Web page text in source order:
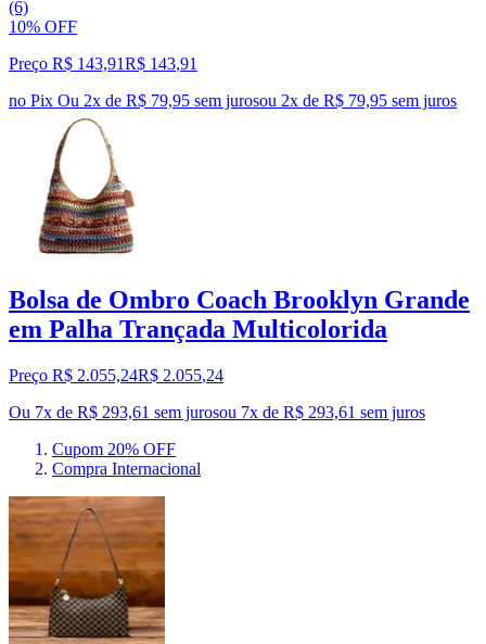
(6)
10% OFF
Preço R$ 143,91R$ 143,91
no Pix Ou 2x de R$ 79,95 sem jurosou 2x de R$ 79,95 sem juros
Bolsa de Ombro Coach Brooklyn Grande
em Palha Trançada Multicolorida
Preço R$ 2.055,24R$ 2.055,24
Ou 7x de R$ 293,61 sem jurosou 7x de R$ 293,61 sem juros
Cupom 20% OFF
Compra Internacional